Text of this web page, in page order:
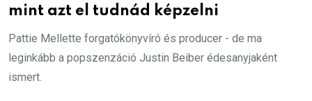
mint azt el tudnád képzelni
Pattie Mellette forgatókönyvíró és producer - de ma
leginkább a popszenzáció Justin Beiber édesanyjaként
ismert.